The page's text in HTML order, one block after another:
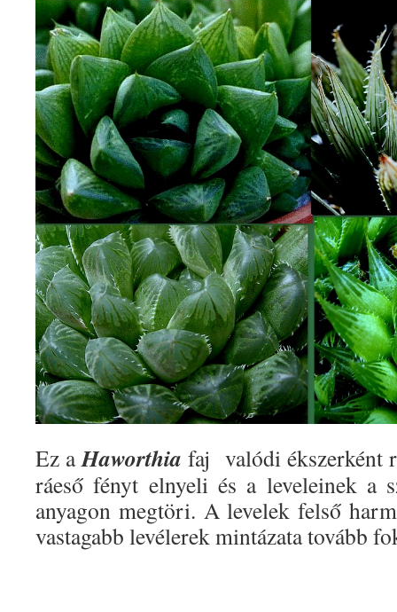
Ez aHaworthia faj valódi ékszerként
ráeső fényt elnyeli és a leveleinek a
anyagon megtöri. A levelek felső
vastagabb levélerek mintázata tovább